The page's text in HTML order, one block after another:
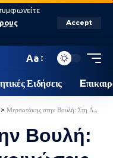
Accept
Aa
Ειδήσεις
> Μητσοτάκης στην Βουλή: Στη ΔΕΘ οι ανακοινώσεις για τα σώματα ασφαλείας – Αυξήσεις και στους σωφρονιστικούς υπαλλήλους
Βουλή: